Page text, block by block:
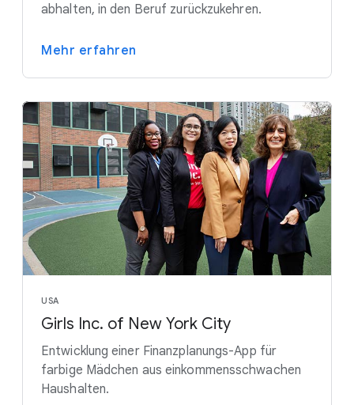
abhalten, in den Beruf zurückzukehren.
Mehr erfahren
USA
Girls Inc. of New York City
Entwicklung einer Finanzplanungs-App für
farbige Mädchen aus einkommensschwachen
Haushalten.